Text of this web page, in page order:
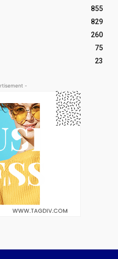
855
829
260
75
23
-